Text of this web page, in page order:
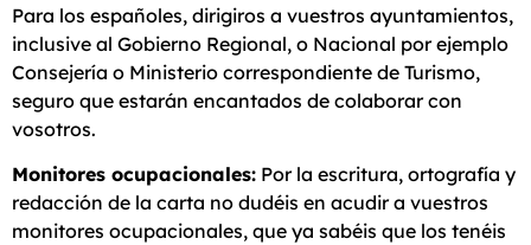
Para los españoles, dirigiros a vuestros ayuntamientos,
inclusive al Gobierno Regional, o Nacional por ejemplo
Consejería o Ministerio correspondiente de Turismo,
seguro que estarán encantados de colaborar con
vosotros.
Monitores ocupacionales: Por la escritura, ortografía y
redacción de la carta no dudéis en acudir a vuestros
monitores ocupacionales, que ya sabéis que los tenéis